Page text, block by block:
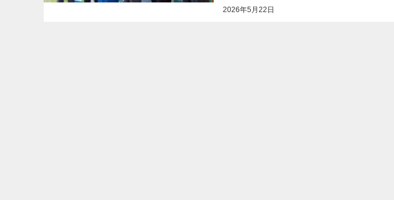
2026年5月22日